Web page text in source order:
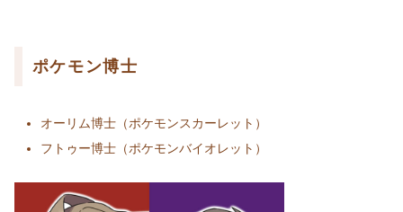
ポケモン博士
オーリム博士（ポケモンスカーレット）
フトゥー博士（ポケモンバイオレット）